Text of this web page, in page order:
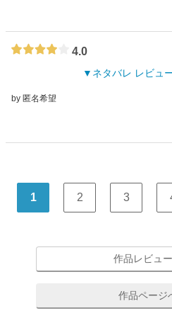
4.0
ネタバレ レビュ
by 匿名希望
1 2 3
作品レビュ
作品ページ